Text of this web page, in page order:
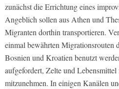
zunächst die Errichtung eines
Angeblich sollen aus Athen und
Migranten dorthin transportieren.
einmal bewährten Migrationsrouten
Bosnien und Kroatien benutzt
aufgefordert, Zelte und
mitzunehmen. In einigen Kanälen